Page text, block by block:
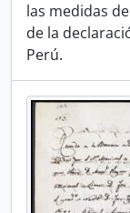
las medidas
de la
Perú.